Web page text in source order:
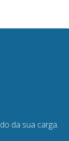
da sua carga.